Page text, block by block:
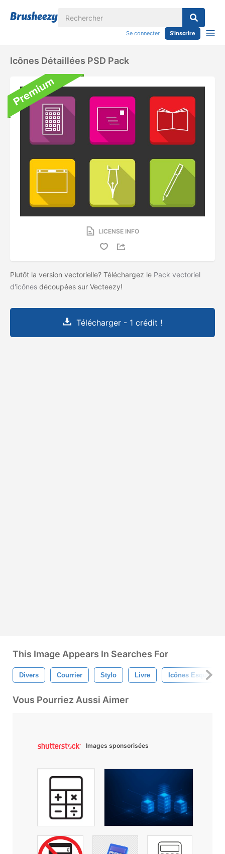
Se connecter S'inscrire
Icônes Détaillées PSD Pack
LICENSE INFO
Plutôt la version vectorielle? Téléchargez le Pack vectoriel
d'icônes découpées sur Vecteezy!
Télécharger - 1 crédit !
This Image Appears In Searches For
Divers Courrier Stylo Livre Icônes
Vous Pourriez Aussi Aimer
Images sponsorisées